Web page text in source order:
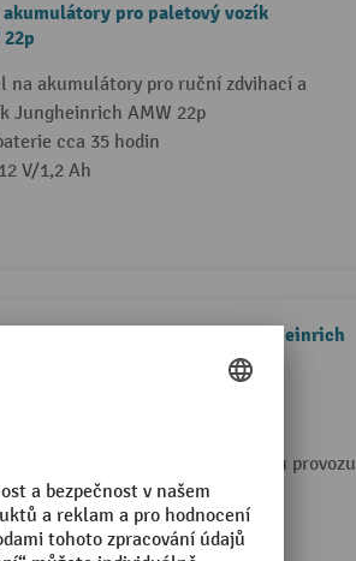
pro paletový vozík
na akumulátory pro ruční zdvihací a
Jungheinrich AMW 22p
cca 35 hodin
V/1,2 Ah
elektrický paletový vozík Jungheinrich
údržby a dlouhá životnost
pro pružnější použití a delší dobu provozu